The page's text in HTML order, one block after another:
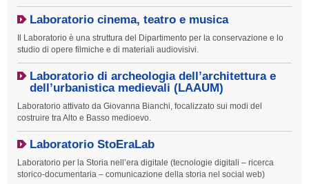
Laboratorio cinema, teatro e musica
Il Laboratorio è una struttura del Dipartimento per la conservazione e lo
studio di opere filmiche e di materiali audiovisivi.
Laboratorio di archeologia dell’architettura e
dell’urbanistica medievali (LAAUM)
Laboratorio attivato da Giovanna Bianchi, focalizzato sui modi del
costruire tra Alto e Basso medioevo.
Laboratorio StoEraLab
Laboratorio per la Storia nell’era digitale (tecnologie digitali – ricerca
storico-documentaria – comunicazione della storia nel social web)